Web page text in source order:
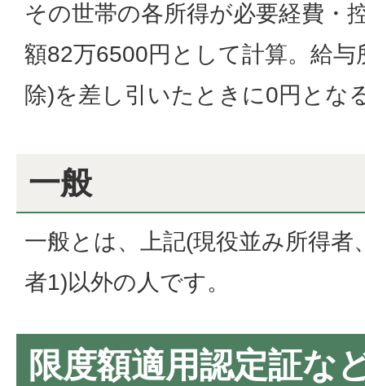
その世帯の各所得が必要経費・
額82万6500円として計算。給
除)を差し引いたときに0円とな
一般
一般とは、上記(現役並み所得者
者1)以外の人です。
限度額適用認定証な